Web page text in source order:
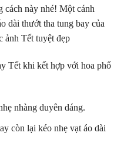
cách này nhé! Một cánh
dài thướt tha tung bay của
ảnh Tết tuyệt đẹp
Tết khi kết hợp với hoa phổ
nhàng duyên dáng.
còn lại kéo nhẹ vạt áo dài